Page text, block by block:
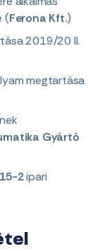
(Ferona Kft.)
2019/20 II.
megtartása
Gyártó
2ipari